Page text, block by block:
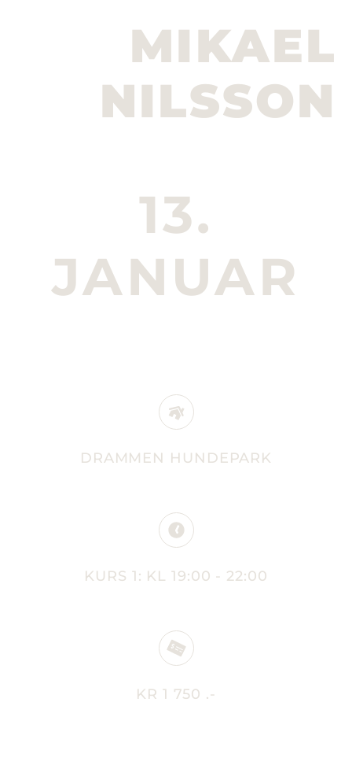
MIKAEL
NILSSON
13.
JANUAR
DRAMMEN HUNDEPARK
KURS 1: KL 19:00 - 22:00
KR 1 750 .-